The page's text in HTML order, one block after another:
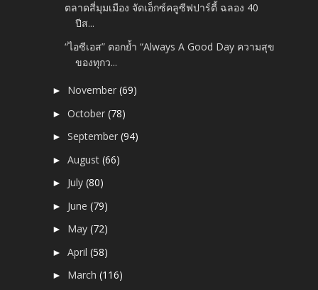
ตลาดสี่มุมเมือง จัดเอ็กซ์คลูซีฟปาร์ตี้ ฉลอง 40
ปีส...
“ไอซีเอส” ตอกย้ำ “Always A Good Day ความสุข
ของทุกว...
► November(69)
►October(78)
►September(94)
►August(66)
► July(80)
► June(79)
► May(72)
►April(58)
► March(116)